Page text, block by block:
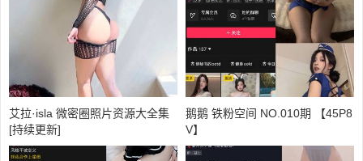
艾拉·isla 微密圈照片资源大全集
[持续更新]
鹅鹅 铁粉空间 NO.010期 【45P8
V】